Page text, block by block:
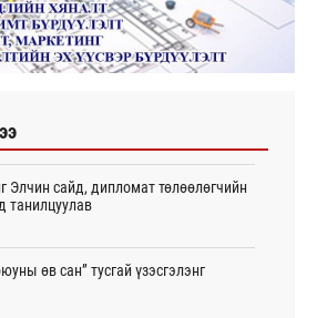
Элчин сайд, дипломат төлөөлөгчийн
танилцуулав
өв сан” тусгай үзэсгэлэнг